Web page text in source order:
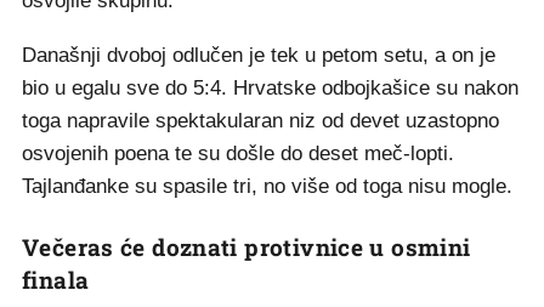
Današnji dvoboj odlučen je tek u petom setu, a on je
bio u egalu sve do 5:4. Hrvatske odbojkašice su nakon
toga napravile spektakularan niz od devet uzastopno
osvojenih poena te su došle do deset meč-lopti.
Tajlanđanke su spasile tri, no više od toga nisu mogle.
Večeras će doznati protivnice u osmini
finala